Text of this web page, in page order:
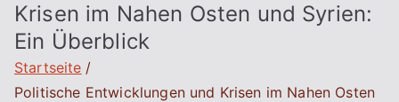
Krisen im Nahen Osten und Syrien:
Ein Überblick
Startseite
Politische Entwicklungen und Krisen im Nahen Osten